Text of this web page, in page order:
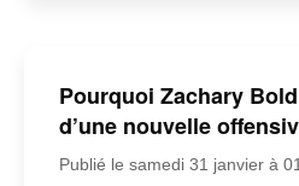
Pourquoi Zachary
d’une nouvelle
Publié le samedi 31 janvier à